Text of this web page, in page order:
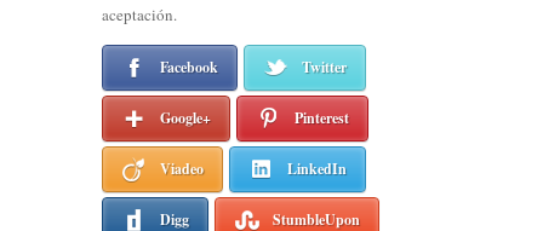
aceptación.
Facebook Twitter
Google+ Pinterest
Viadeo LinkedIn
Digg StumbleUpon